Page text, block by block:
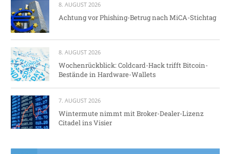
8. AUGUST 2026
Achtung vor Phishing-Betrug nach MiCA-Stichtag
8. AUGUST 2026
Wochenrückblick: Coldcard-Hack trifft Bitcoin-
Bestände in Hardware-Wallets
7. AUGUST 2026
Wintermute nimmt mit Broker-Dealer-Lizenz
Citadel ins Visier